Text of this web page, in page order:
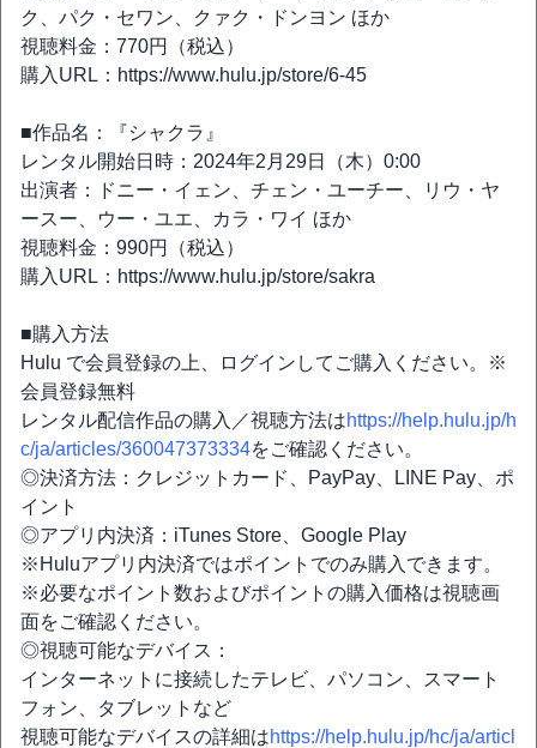
ク、パク・セワン、クァク・ドンヨン ほか
視聴料金：770円（税込）
購入URL：https://www.hulu.jp/store/6-45
■作品名：『シャクラ』
レンタル開始日時：2024年2月29日（木）0:00
出演者：ドニー・イェン、チェン・ユーチー、リウ・ヤ
ースー、ウー・ユエ、カラ・ワイ ほか
視聴料金：990円（税込）
購入URL：https://www.hulu.jp/store/sakra
■購入方法
Hulu で会員登録の上、ログインしてご購入ください。※
会員登録無料
レンタル配信作品の購入／視聴方法はhttps://help.hulu.jp/h
c/ja/articles/360047373334をご確認ください。
◎決済方法：クレジットカード、PayPay、LINE Pay、ポ
イント
◎アプリ内決済：iTunes Store、Google Play
※Huluアプリ内決済ではポイントでのみ購入できます。
※必要なポイント数およびポイントの購入価格は視聴画
面をご確認ください。
◎視聴可能なデバイス：
インターネットに接続したテレビ、パソコン、スマート
フォン、タブレットなど
視聴可能なデバイスの詳細はhttps://help.hulu.jp/hc/ja/articl